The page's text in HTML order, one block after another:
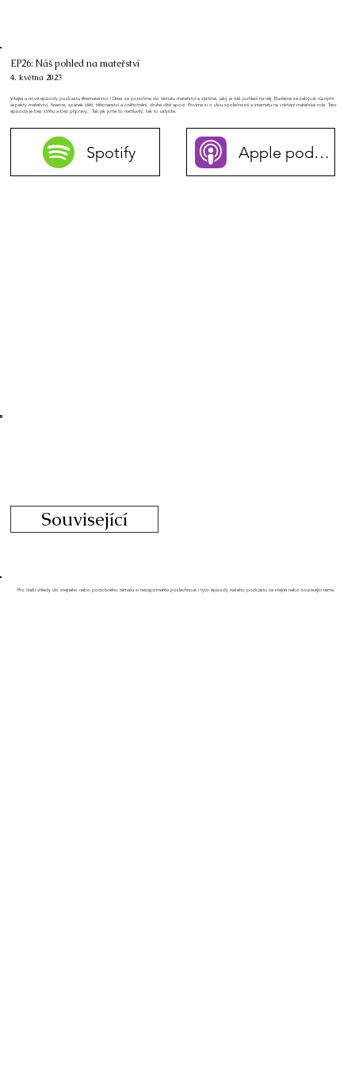
EP26: Náš pohled na mateřství
4. května 2023
Vítejte u nové epizody podcastu #nematerstvi ! Dnes se ponoříme do tématu mateřství a zjistíme, jaký je náš pohled na něj. Budeme se zabývat různými
aspekty mateřství, finance, spánek dětí, těhotenství a otěhotnění, druhé dítě apod. Povíme si o vlivu společnosti a internetu na vnímání mateřské role. Tato
epizoda je bez střihu a bez přípravy,. Tak jak jsme to namluvily, tak to uslyšíte.
Spotify Apple podcasty
Související
Pro další vhledy do stejného nebo podobného tématu si nezapomeňte poslechnout i tyto epizody našeho podcastu na stejné nebo související téma.